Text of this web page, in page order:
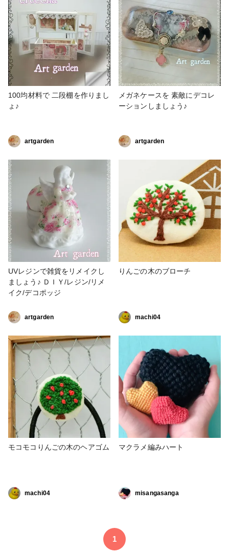
ると しっかり締まりません
が、巾着タイプなので デザイ
ンが大きく崩れないところがい
いですし、 送迎くらいなら小
銭入れにすれば問題なし！！
ワインレッドは秋冬カラーなの
で 秋の作品ということでよろ
しいでしょうか？😂 #秋の作品
コンテスト #バック・ポーチ #
雑貨 #フェイクレザー
100均材料で 二段棚を作りまし
ょ♪
artgarden
メガネケースを 素敵にデコレ
ーションしましょう♪
artgarden
UVレジンで雑貨をリメイクし
ましょう♪ ＤＩＹ/レジン/リメ
イク/デコポッジ
artgarden
りんごの木のブローチ
machi04
モコモコりんごの木のヘアゴム
machi04
マクラメ編みハート
misangasanga
1